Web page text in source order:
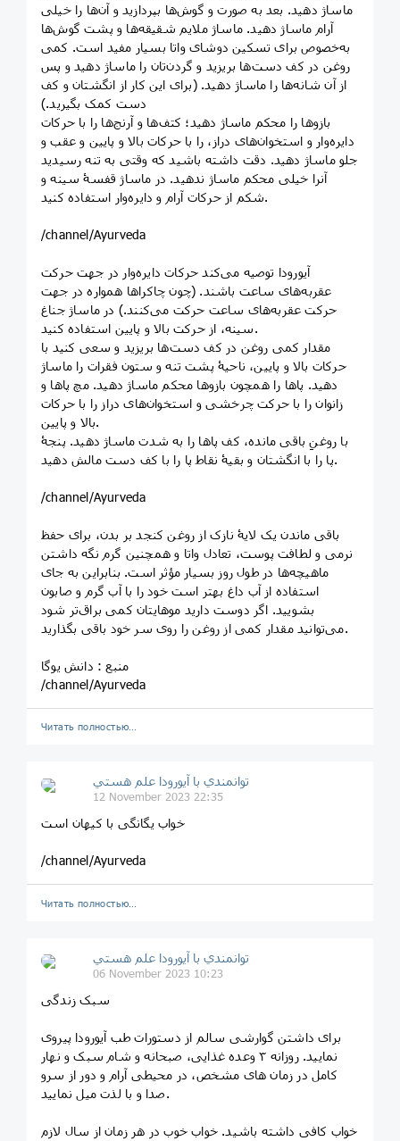
ماساژ دهید. بعد به صورت و گوش‌ها بپردازید و آن‌ها را خیلی
آرام ماساژ دهید. ماساژ ملایم شقیقه‌ها و پشت گوش‌ها
به‌خصوص برای تسکین دوشای واتا بسیار مفید است. کمی
روغن در کف دست‌ها بریزید و گردن‌تان را ماساژ دهید و پس
از آن شانه‌ها را ماساژ دهید. (برای این کار از انگشتان و کف
دست کمک بگیرید.)
بازوها را محکم ماساژ دهید؛ کتف‌ها و آرنج‌ها را با حرکات
دایره‌وار و استخوان‌های دراز، را با حرکات بالا و پایین و عقب و
جلو ماساژ دهید. دقت داشته باشید که وقتی به تنه رسیدید
آنرا خیلی محکم ماساژ ندهید. در ماساژ قفسۀ سینه و
شکم از حرکات آرام و دایره‌وار استفاده کنید.
/channel/Ayurveda
آیورودا توصیه می‌کند حرکات دایره‌وار در جهت حرکت
عقربه‌های ساعت باشند. (چون چاکراها همواره در جهت
حرکت عقربه‌های ساعت حرکت می‌کنند.) در ماساژ جناغ
سینه، از حرکت بالا و پایین استفاده کنید.
مقدار کمی روغن در کف دست‌ها بریزید و سعی کنید با
حرکات بالا و پایین، ناحیۀ پشت تنه و ستون فقرات را ماساژ
دهید. پاها را همچون بازوها محکم ماساژ دهید. مچ پاها و
زانوان را با حرکت چرخشی و استخوان‌های دراز را با حرکات
بالا و پایین.
با روغنِ باقی مانده، کف پاها را به شدت ماساژ دهید. پنجۀ
پا را با انگشتان و بقیۀ نقاط پا را با کف دست مالش دهید.
/channel/Ayurveda
باقی ماندن یک لایۀ نازک از روغن کنجد بر بدن، برای حفظ
نرمی و لطافت پوست، تعادل واتا و همچنین گرم نگه داشتن
ماهیچه‌ها در طول روز بسیار مؤثر است. بنابراین به جای
استفاده از آب داغ بهتر است خود را با آب گرم و صابون
بشویید. اگر دوست دارید موهایتان کمی براق‌تر شود
می‌توانید مقدار کمی از روغن را روی سر خود باقی بگذارید.
منبع : دانش یوگا
/channel/Ayurveda
Читать полностью…
توانمندي با آيورودا علم هستي
12 November 2023 22:35
خواب یگانگی با کیهان است
/channel/Ayurveda
Читать полностью…
توانمندي با آيورودا علم هستي
06 November 2023 10:23
سبک زندگی
برای داشتن گوارشی سالم از دستورات طب آیورودا پیروی
نمایید. روزانه ۳ وعده غذایی، صبحانه و شام سبک و نهار
کامل در زمان های مشخص، در محیطی آرام و دور از سرو
صدا و با لذت میل نمایید.
خواب کافی داشته باشید. خواب خوب در هر زمان از سال لازم